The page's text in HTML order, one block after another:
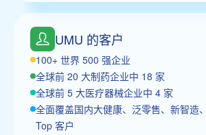
UMU 的客户
100+ 世界 500 强企业
全球前 20 大制药企业中 18 家
全球前 5 大医疗器械企业中 4 家
全面覆盖国内大健康、泛零售、新智造
Top 客户